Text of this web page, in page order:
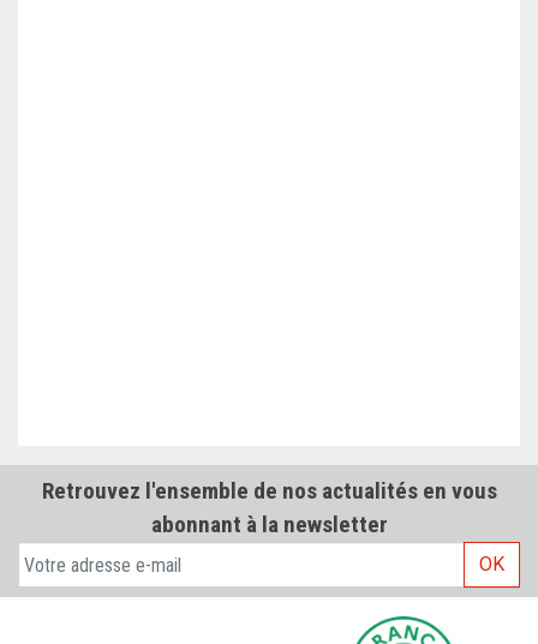
Retrouvez l'ensemble de nos actualités en vous
abonnant à la newsletter
OK